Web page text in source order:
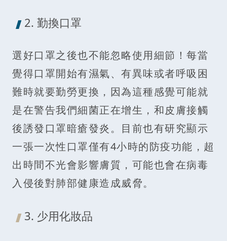
2. 勤換口罩
選好口罩之後也不能忽略使用細節！每當
覺得口罩開始有濕氣、有異味或者呼吸困
難時就要勤勞更換，因為這種感覺可能就
是在警告我們細菌正在增生，和皮膚接觸
後誘發口罩暗瘡發炎。目前也有研究顯示
一張一次性口罩僅有4小時的防疫功能，超
出時間不光會影響膚質，可能也會在病毒
入侵後對肺部健康造成威脅。
3. 少用化妝品